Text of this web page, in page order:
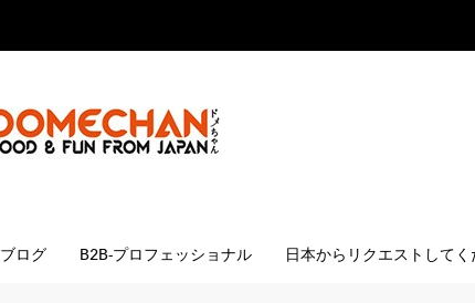
ブログ B2B-プロフェッショナル 日本からリクエストしてく